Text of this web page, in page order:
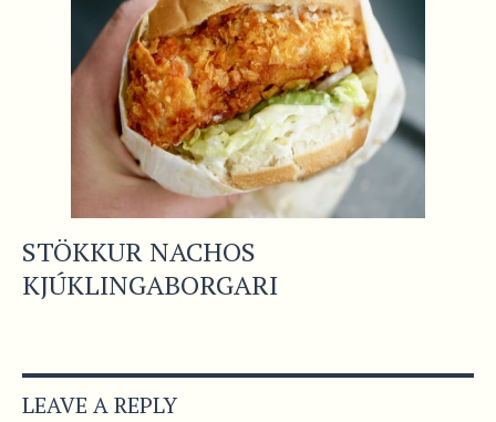
STÖKKUR NACHOS
KJÚKLINGABORGARI
LEAVE A REPLY